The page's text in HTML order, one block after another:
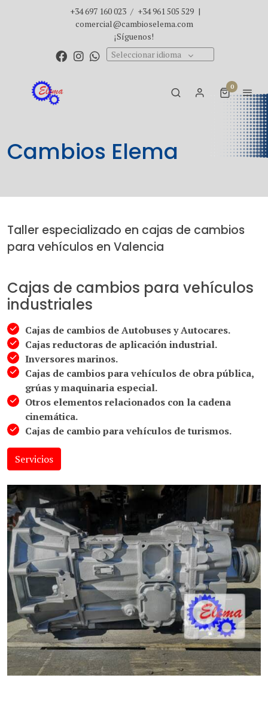
+34 697 160 023 / +34 961 505 529 |
comercial@cambioselema.com
¡Síguenos!
Seleccionar idioma
0
Cambios Elema
Taller especializado en cajas de cambios
para vehículos en Valencia
Cajas de cambios para vehículos
industriales
Cajas de cambios de Autobuses y Autocares.
Cajas reductoras de aplicación industrial.
Inversores marinos.
Cajas de cambios para vehículos de obra pública,
grúas y maquinaria especial.
Otros elementos relacionados con la cadena
cinemática.
Cajas de cambio para vehículos de turismos.
Servicios